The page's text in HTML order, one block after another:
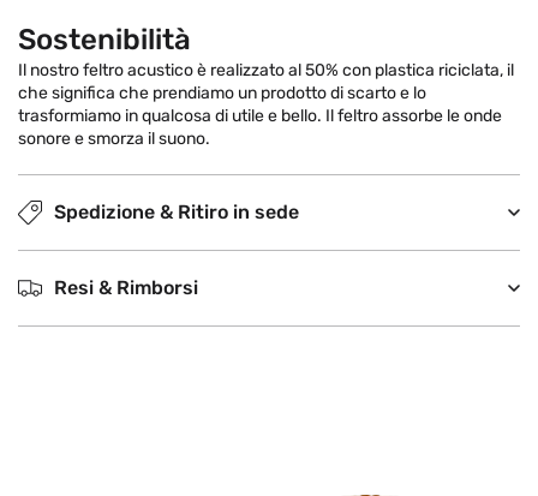
Sostenibilità
Il nostro feltro acustico è realizzato al 50% con plastica riciclata, il
che significa che prendiamo un prodotto di scarto e lo
trasformiamo in qualcosa di utile e bello. Il feltro assorbe le onde
sonore e smorza il suono.
Spedizione & Ritiro in sede
Resi & Rimborsi